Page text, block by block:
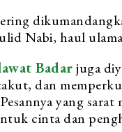
Nabi, haul
Badarjuga
dan
yang
cinta dan